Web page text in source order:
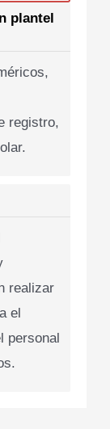
plantel
registro,
realizar
el
personal